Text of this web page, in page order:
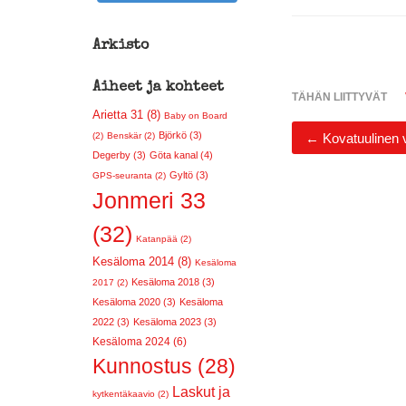
TÄHÄN LIITTYVÄT
← Kovatuulinen
Arkisto
Aiheet ja kohteet
Arietta 31 (8) Baby on Board
(2) Benskär (2) Björkö (3)
Degerby (3) Göta kanal (4)
GPS-seuranta (2) Gyltö (3)
Jonmeri 33
(32) Katanpää (2)
Kesäloma 2014 (8) Kesäloma
2017 (2) Kesäloma 2018 (3)
Kesäloma 2020 (3) Kesäloma
2022 (3) Kesäloma 2023 (3)
Kesäloma 2024 (6)
Kunnostus (28)
kytkentäkaavio (2)
Laskut ja